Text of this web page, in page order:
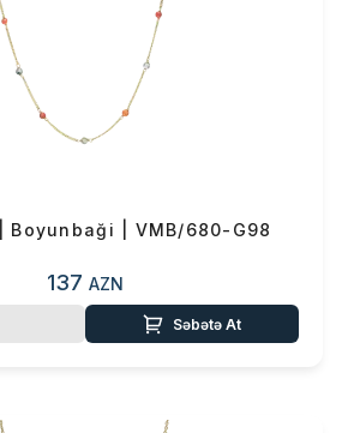
uzun
Boyunbaği | VMB/680-G98
137 AZN
Səbətə At